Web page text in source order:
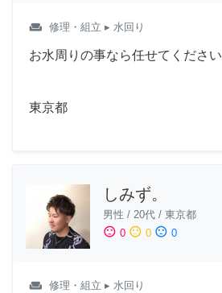
weekend 修理・組立 ▸ 水回り
お水周りの事なら任せてください
東京都
しみず。
男性 / 20代 / 東京都
sentiment_satisfied 0 sentiment_neutral 0 sentiment_dissatisfied 0
weekend 修理・組立 ▸ 水回り